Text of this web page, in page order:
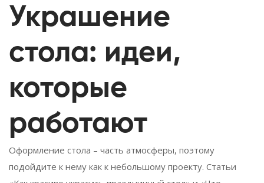
Украшение
стола: идеи,
которые
работают
Оформление стола – часть атмосферы, поэтому
подойдите к нему как к небольшому проекту. Статьи